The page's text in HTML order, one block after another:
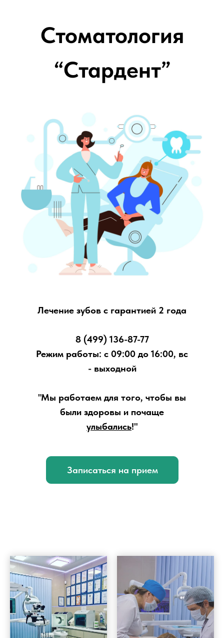
Стоматология
“Стардент”
Лечение зубов с гарантией 2 года
8 (499) 136-87-77
Режим работы: с 09:00 до 16:00, вс
- выходной
"Мы работаем для того, чтобы вы
были здоровы и почаще
улыбались!"
Записаться на прием